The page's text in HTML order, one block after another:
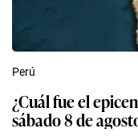
Perú
¿Cuál fue el
sábado 8 de